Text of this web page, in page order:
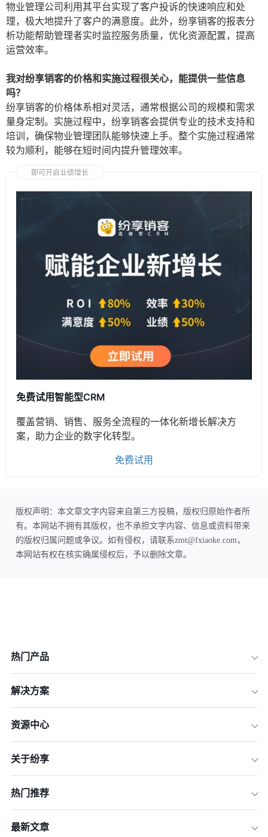
物业管理公司利用其平台实现了客户投诉的快速响应和处
理，极大地提升了客户的满意度。此外，纷享销客的报表分
析功能帮助管理者实时监控服务质量，优化资源配置，提高
运营效率。
我对纷享销客的价格和实施过程很关心，能提供一些信息
吗？
纷享销客的价格体系相对灵活，通常根据公司的规模和需求
量身定制。实施过程中，纷享销客会提供专业的技术支持和
培训，确保物业管理团队能够快速上手。整个实施过程通常
较为顺利，能够在短时间内提升管理效率。
即可开启业绩增长
免费试用智能型CRM
覆盖营销、销售、服务全流程的一体化新增长解决方
案，助力企业的数字化转型。
免费试用
版权声明：本文章文字内容来自第三方投稿，版权归原始作者所
有。本网站不拥有其版权，也不承担文字内容、信息或资料带来
的版权归属问题或争议。如有侵权，请联系zmt@fxiaoke.com，
本网站有权在核实确属侵权后，予以删除文章。
热门产品
解决方案
资源中心
关于纷享
热门推荐
最新文章